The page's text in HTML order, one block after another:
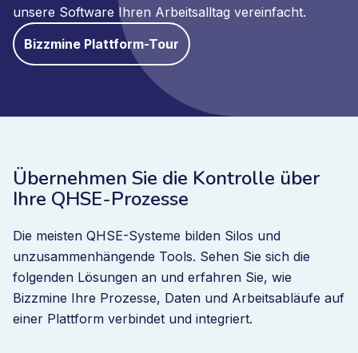
unsere Software Ihren Arbeitsalltag vereinfacht.
Bizzmine Plattform-Tour
Übernehmen Sie die Kontrolle über
Ihre QHSE-Prozesse
Die meisten QHSE-Systeme bilden Silos und
unzusammenhängende Tools. Sehen Sie sich die
folgenden Lösungen an und erfahren Sie, wie
Bizzmine Ihre Prozesse, Daten und Arbeitsabläufe auf
einer Plattform verbindet und integriert.